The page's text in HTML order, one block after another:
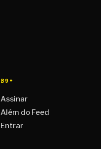
B9+
Assinar
Além do Feed
Entrar